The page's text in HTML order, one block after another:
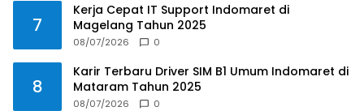
7
Kerja Cepat IT Support Indomaret di
Magelang Tahun 2025
08/07/2026 0
8
Karir Terbaru Driver SIM B1 Umum Indomaret di
Mataram Tahun 2025
08/07/2026 0